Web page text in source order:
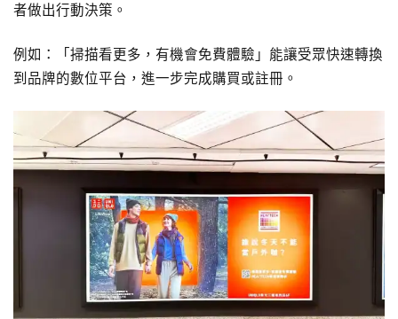
者做出行動決策。
例如：「掃描看更多，有機會免費體驗」能讓受眾快速轉換
到品牌的數位平台，進一步完成購買或註冊。